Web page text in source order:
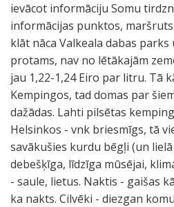
ievācot informāciju Somu
informācijas punktos,
klāt nāca Valkeala dabas parks
protams, nav no lētākajām
jau 1,22-1,24 Eiro par litru. Tā
Kempingos, tad domas par
dažādas. Lahti pilsētas
Helsinkos - vnk briesmīgs, tā
savākušies kurdu bēgļi (un
debešķīga, līdzīga mūsējai,
- saule, lietus. Naktis - gaišas
ka nakts. Cilvēki - diezgan